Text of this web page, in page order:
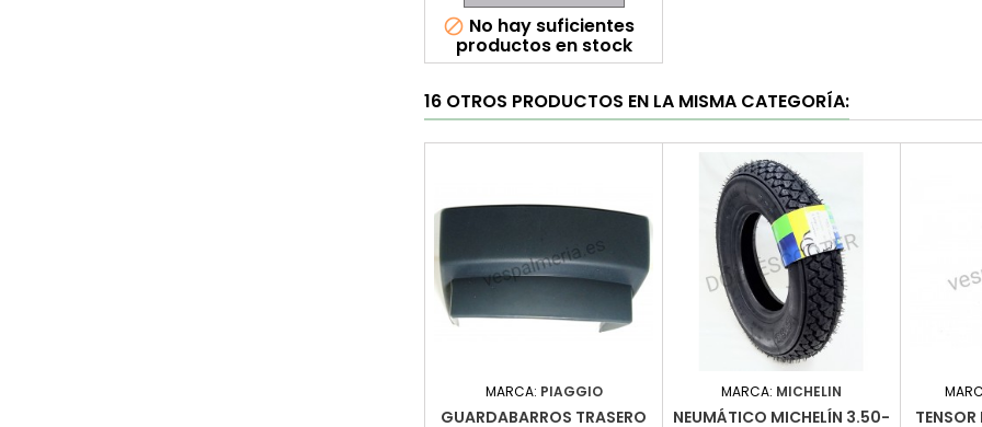
 No hay suficientes
productos en stock
16 OTROS PRODUCTOS EN LA MISMA CATEGORÍA:
MARCA: PIAGGIO
GUARDABARROS TRASERO
MARCA: MICHELIN
NEUMÁTICO MICHELÍN 3.50-